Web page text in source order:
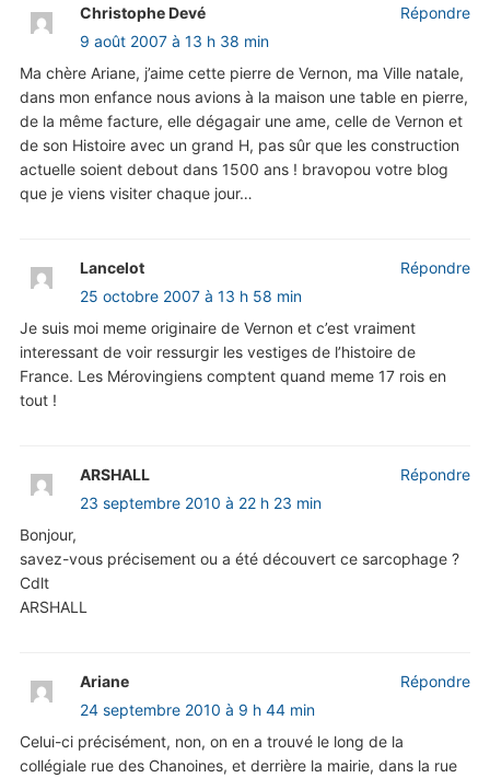
Christophe Devé
9 août 2007 à 13 h 38 min
Ma chère Ariane, j’aime cette pierre de Vernon, ma Ville natale,
dans mon enfance nous avions à la maison une table en pierre,
de la même facture, elle dégagair une ame, celle de Vernon et
de son Histoire avec un grand H, pas sûr que les construction
actuelle soient debout dans 1500 ans ! bravopou votre blog
que je viens visiter chaque jour…
Répondre
Lancelot
25 octobre 2007 à 13 h 58 min
Je suis moi meme originaire de Vernon et c’est vraiment
interessant de voir ressurgir les vestiges de l’histoire de
France. Les Mérovingiens comptent quand meme 17 rois en
tout !
Répondre
ARSHALL
23 septembre 2010 à 22 h 23 min
Bonjour,
savez-vous précisement ou a été découvert ce sarcophage ?
Cdlt
ARSHALL
Répondre
Ariane
24 septembre 2010 à 9 h 44 min
Celui-ci précisément, non, on en a trouvé le long de la
collégiale rue des Chanoines, et derrière la mairie, dans la rue
Répondre